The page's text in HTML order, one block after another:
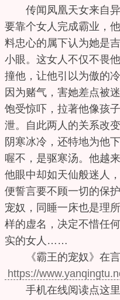
传闻凤凰天女来自
要靠个女人完成霸业，
料忠心的属下认为她是
小眼。这女人不仅不畏
撞他，让他引以为傲的
因为赌气，害她差点被
饱受惊吓，拉著他像孩
泄。自此两人的关系改
阴寒冰冷，还特地为他
喔不，是驱寒汤。他越
他眼中却如天仙般迷人
便誓言要不顾一切的保
宠奴，同睡一床也是理
样的虚名，决定不惜任
实的女人……
《霸王的宠奴》在
https://
手机在线阅读点这里